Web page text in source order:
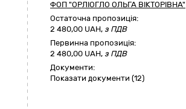
ФОП "ОРЛІОГЛО ОЛЬГА ВІКТОРІВНА"
Остаточна пропозиція:
2 480,00 UAH, з ПДВ
Первинна пропозиція:
2 480,00 UAH, з ПДВ
Документи:
Показати документи (12)